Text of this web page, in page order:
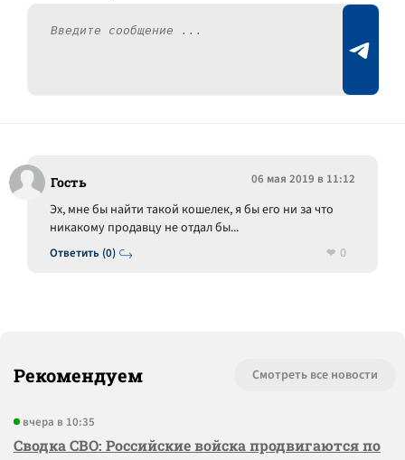
Гость 06 мая 2019 в 11:12
Ответить (0)
Эх, мне бы найти такой кошелек, я бы его ни за что
никакому продавцу не отдал бы...
0
Рекомендуем Смотреть все новости
вчера в 10:35
Сводка СВО: Российские войска продвигаются по